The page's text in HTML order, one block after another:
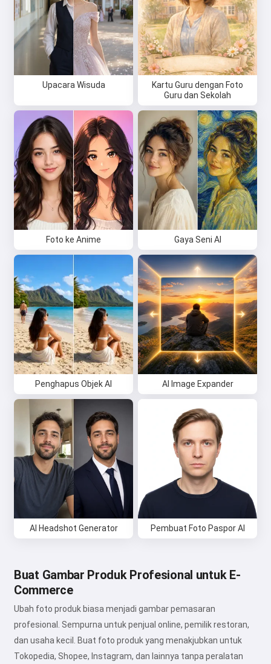
Upacara Wisuda
Kartu Guru dengan Foto
Guru dan Sekolah
Foto ke Anime Gaya Seni AI
Penghapus Objek AI AI Image Expander
AI Headshot Generator Pembuat Foto Paspor AI
Buat Gambar Produk Profesional untuk E-
Commerce
Ubah foto produk biasa menjadi gambar pemasaran
profesional. Sempurna untuk penjual online, pemilik restoran,
dan usaha kecil. Buat foto produk yang menakjubkan untuk
Tokopedia, Shopee, Instagram, dan lainnya tanpa peralatan